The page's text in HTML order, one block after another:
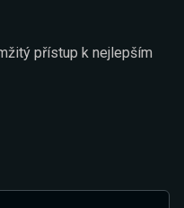
přístup k nejlepším